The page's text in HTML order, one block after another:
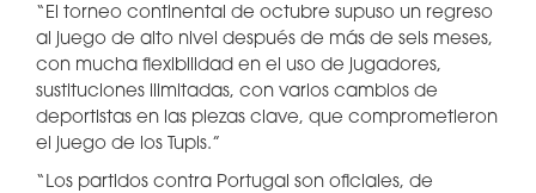
“El torneo continental de octubre supuso un regreso
al juego de alto nivel después de más de seis meses,
con mucha flexibilidad en el uso de jugadores,
sustituciones ilimitadas, con varios cambios de
deportistas en las piezas clave, que comprometieron
el juego de los Tupis.”
“Los partidos contra Portugal son oficiales, de